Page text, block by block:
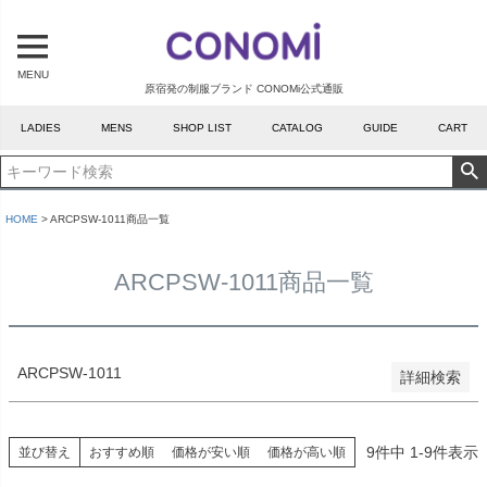
原宿発の制服ブランド CONOMi公式通販
MENU
LADIES MENS SHOP LIST CATALOG GUIDE CART
HOME ARCPSW-1011商品一覧
ARCPSW-1011商品一覧
ARCPSW-1011 詳細検索
並び順
登録順
価格が高い順
キーワードヒット順
検索
並び替え おすすめ順 価格が安い順 価格が高い順 9件中 1-9件表示